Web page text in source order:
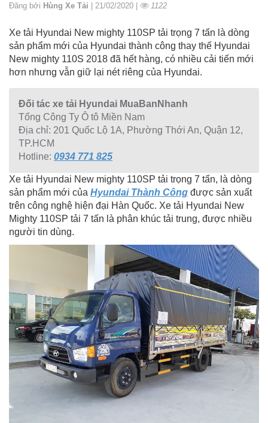
Đăng bởi Hùng Xe Tải | 21/02/2020 | 1122
Xe tải Hyundai New mighty 110SP tải trọng 7 tấn là dòng
sản phẩm mới của Hyundai thành công thay thế Hyundai
New mighty 110S 2018 đã hết hàng, có nhiều cải tiến mới
hơn nhưng vẫn giữ lại nét riêng của Hyundai.
Đối tác xe tải Hyundai MuaBanNhanh
Tổng Công Ty Ô tô Miền Nam
Địa chỉ: 201 Quốc Lộ 1A, Phường Thới An, Quận 12,
TP.HCM
Hotline: 0934 771 825
Xe tải Hyundai New mighty 110SP tải trọng 7 tấn, là dòng
sản phẩm mới của Hyundai Thành Công được sản xuất
trên công nghệ hiện đại Hàn Quốc. Xe tải Hyundai New
Mighty 110SP tải 7 tấn là phân khúc tải trung, được nhiều
người tin dùng.